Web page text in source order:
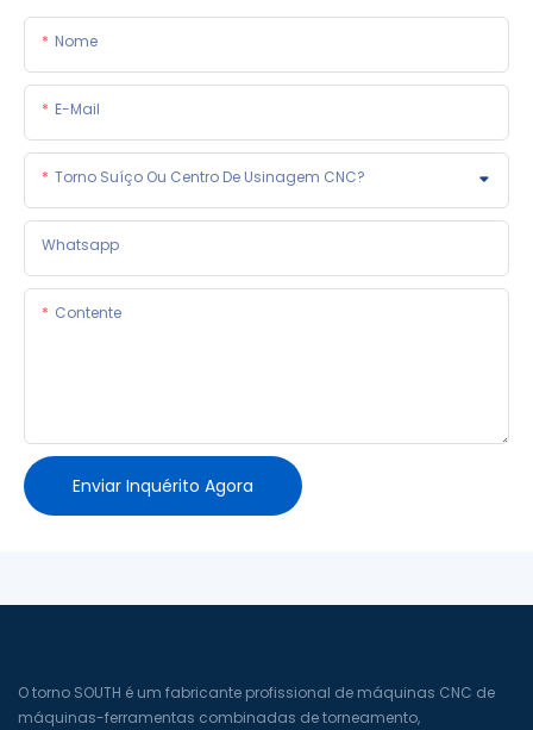
Nome
E-Mail
Torno Suíço Ou Centro De Usinagem CNC?
Whatsapp
Contente
Enviar Inquérito Agora
O torno SOUTH é um fabricante profissional de máquinas CNC de
máquinas-ferramentas combinadas de torneamento,